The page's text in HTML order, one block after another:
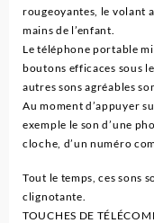
rougeoyantes, le volant
mains de l’enfant.
Le téléphone portable
boutons efficaces sous
autres sons agréables
Au moment d’appuyer
exemple le son d’une
cloche, d’un numéro
Tout le temps, ces sons
clignotante.
TOUCHES DE